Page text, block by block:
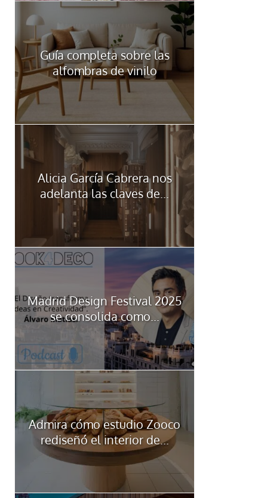
Guía completa sobre las
alfombras de vinilo
Alicia García Cabrera nos
adelanta las claves de...
Madrid Design Festival 2025
se consolida como...
Admira cómo estudio Zooco
rediseñó el interior de...